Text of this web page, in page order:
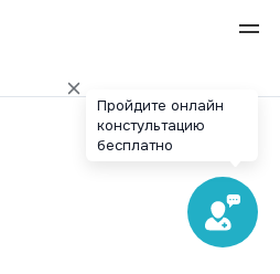
Пройдите онлайн
констультацию
бесплатно